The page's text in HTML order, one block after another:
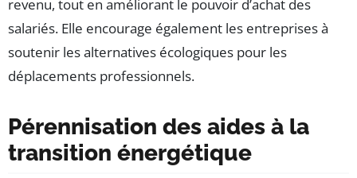
revenu, tout en améliorant le pouvoir d’achat des
salariés. Elle encourage également les entreprises à
soutenir les alternatives écologiques pour les
déplacements professionnels.
Pérennisation des aides à la
transition énergétique